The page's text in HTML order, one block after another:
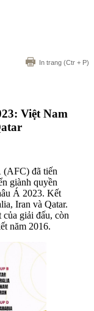
In trang (Ctr + P)
Việt Nam
(AFC) đã tiến
giành quyền
Á 2023. Kết
Iran và Qatar.
giải đấu, còn
năm 2016.